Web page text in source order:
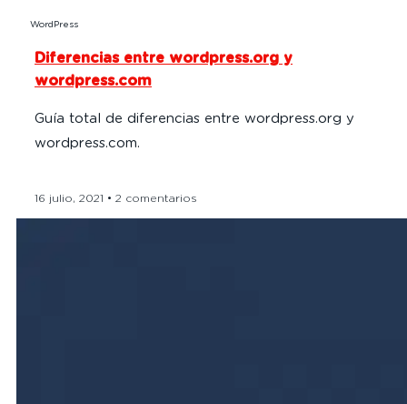
WordPress
Diferencias entre wordpress.org y
wordpress.com
Guía total de diferencias entre wordpress.org y
wordpress.com.
16 julio, 2021 2 comentarios